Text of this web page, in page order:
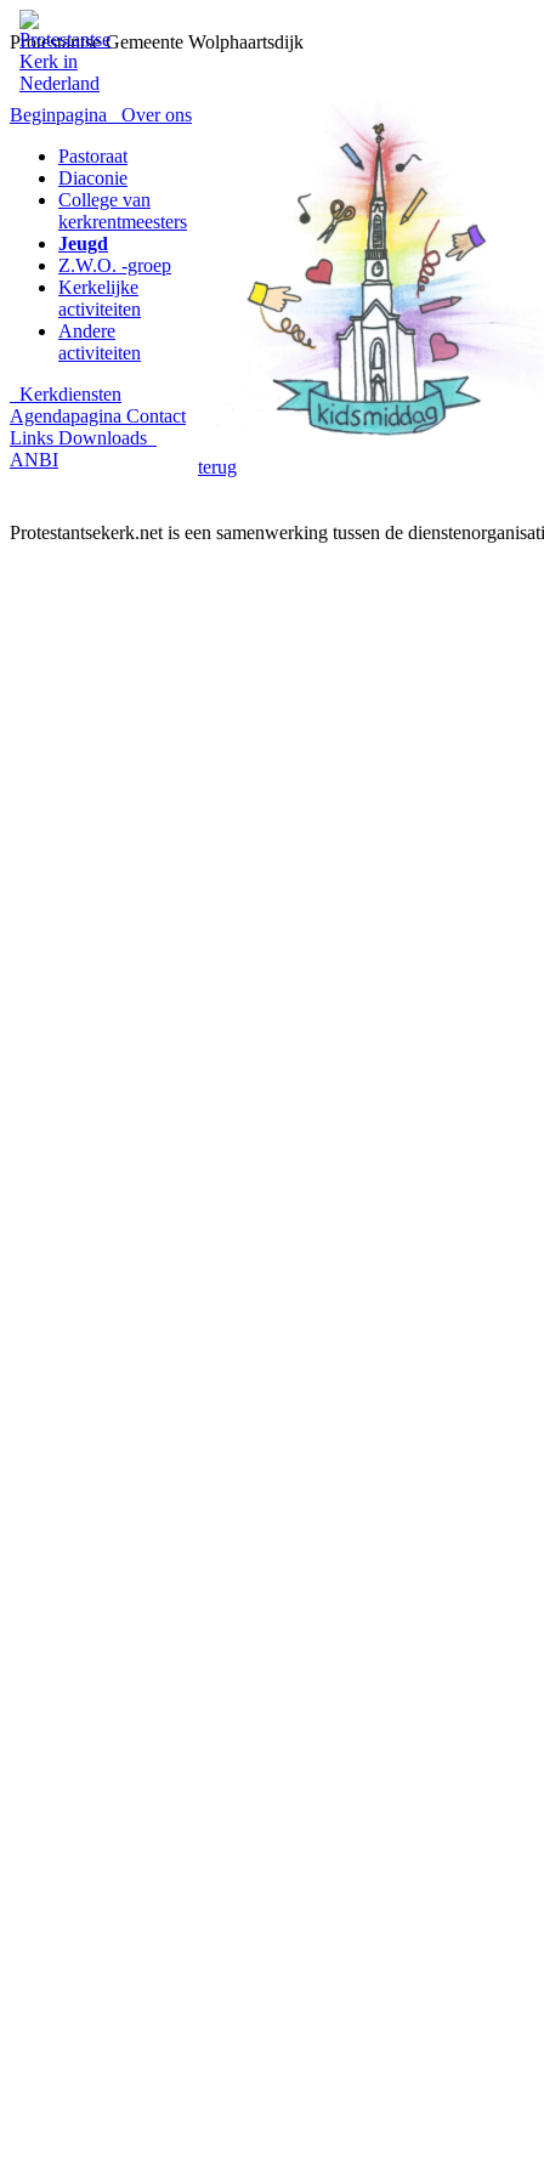
Protestantse Gemeente Wolphaartsdijk
Beginpagina
Over ons
Pastoraat
Diaconie
College van
kerkrentmeesters
Jeugd
Z.W.O. -groep
Kerkelijke
activiteiten
Andere
activiteiten
Kerkdiensten
Agendapagina Contact
Links Downloads
ANBI
terug
Protestantsekerk.net is een samenwerking tussen de